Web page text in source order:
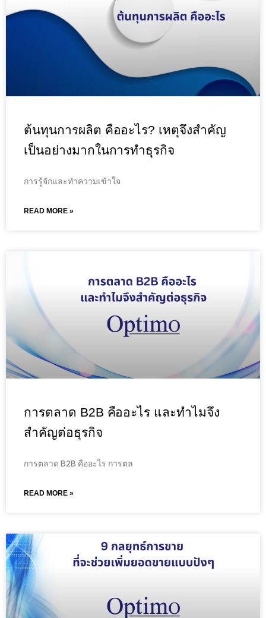
ต้นทุนการผลิต คืออะไร? เหตุจึงสำคัญ
เป็นอย่างมากในการทำธุรกิจ
การรู้จักและทำความเข้าใจ
READ MORE »
การตลาด B2B คืออะไร และทำไมจึง
สำคัญต่อธุรกิจ
การตลาด B2B คืออะไร การตล
READ MORE »